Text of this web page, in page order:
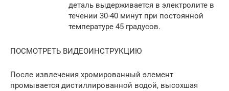
деталь выдерживается в электролите в
течении 30-40 минут при постоянной
температуре 45 градусов.
ПОСМОТРЕТЬ ВИДЕОИНСТРУКЦИЮ
После извлечения хромированный элемент
промывается дистиллированной водой, высохшая